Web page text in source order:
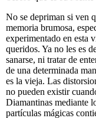
No se depriman si ven
memoria brumosa,
experimentado en esta
queridos. Ya no les es
sanarse, ni tratar de
de una determinada
es la vieja. Las
no pueden existir
Diamantinas mediante
partículas mágicas